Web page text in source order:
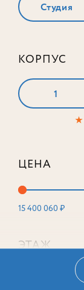
Студия
КОРПУС
1
★
ЦЕНА
15 400 060 ₽
ЭТАЖ